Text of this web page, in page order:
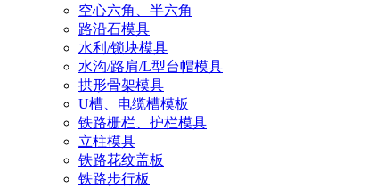
空心六角、半六角
路沿石模具
水利/锁块模具
水沟/路肩/L型台帽模具
拱形骨架模具
U槽、电缆槽模板
铁路栅栏、护栏模具
立柱模具
铁路花纹盖板
铁路步行板